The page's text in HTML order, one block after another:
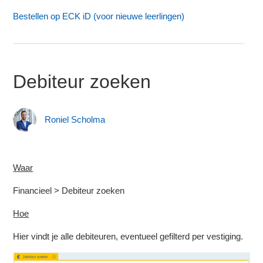
Bestellen op ECK iD (voor nieuwe leerlingen)
Debiteur zoeken
Roniel Scholma
Waar
Financieel > Debiteur zoeken
Hoe
Hier vindt je alle debiteuren, eventueel gefilterd per vestiging.